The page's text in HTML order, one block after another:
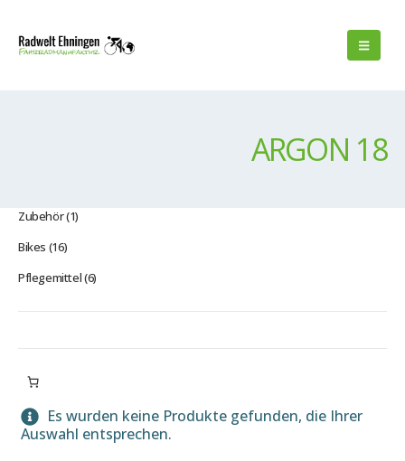
ARGON 18
Es wurden keine Produkte gefunden, die Ihrer
Auswahl entsprechen.
Zubehör 11
Bikes 1616
Pflegemittel 66